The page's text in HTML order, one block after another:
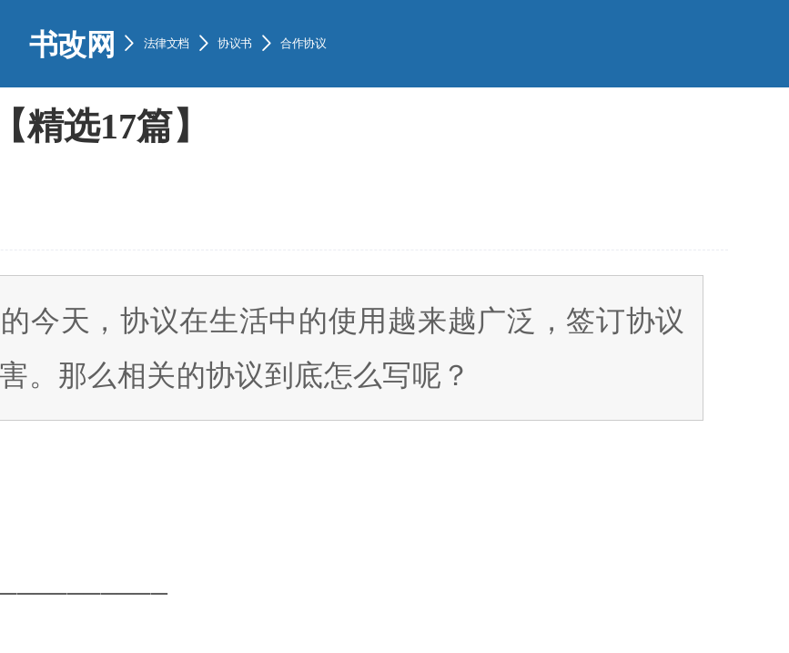
书改网  法律文档 协议书 合作协议
选17篇】
今天，协议在生活中的使用越来越广泛，签订协议
。那么相关的协议到底怎么写呢？